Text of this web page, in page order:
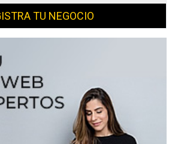
TU NEGOCIO